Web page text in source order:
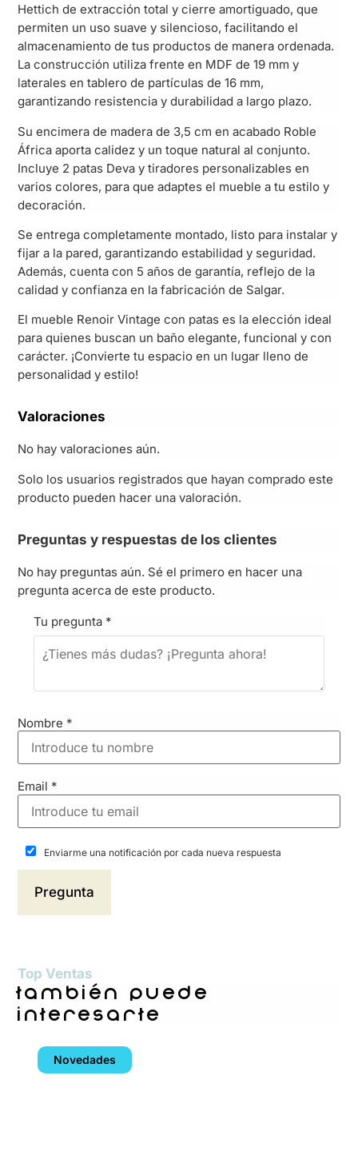
Hettich de extracción total y cierre amortiguado, que
permiten un uso suave y silencioso, facilitando el
almacenamiento de tus productos de manera ordenada.
La construcción utiliza frente en MDF de 19 mm y
laterales en tablero de partículas de 16 mm,
garantizando resistencia y durabilidad a largo plazo.
Su encimera de madera de 3,5 cm en acabado Roble
África aporta calidez y un toque natural al conjunto.
Incluye 2 patas Deva y tiradores personalizables en
varios colores, para que adaptes el mueble a tu estilo y
decoración.
Se entrega completamente montado, listo para instalar y
fijar a la pared, garantizando estabilidad y seguridad.
Además, cuenta con 5 años de garantía, reflejo de la
calidad y confianza en la fabricación de Salgar.
El mueble Renoir Vintage con patas es la elección ideal
para quienes buscan un baño elegante, funcional y con
carácter. ¡Convierte tu espacio en un lugar lleno de
personalidad y estilo!
Valoraciones
No hay valoraciones aún.
Solo los usuarios registrados que hayan comprado este
producto pueden hacer una valoración.
Preguntas y respuestas de los clientes
No hay preguntas aún. Sé el primero en hacer una
pregunta acerca de este producto.
Tu pregunta *
Nombre *
Email *
Enviarme una notificación por cada nueva respuesta
Top Ventas
también puede
interesarte
Novedades